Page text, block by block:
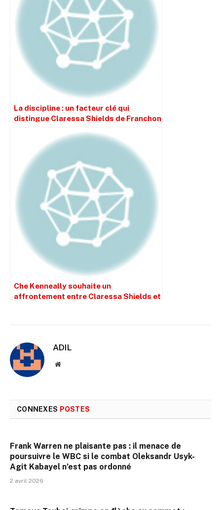
La discipline : un facteur clé qui
distingue Claressa Shields de Franchon
Che Kenneally souhaite un
affrontement entre Claressa Shields et
ADIL
Site
CONNEXES POSTES
Frank Warren ne plaisante pas : il menace de
poursuivre le WBC si le combat Oleksandr Usyk-
Agit Kabayel n’est pas ordonné
2 avril 2026